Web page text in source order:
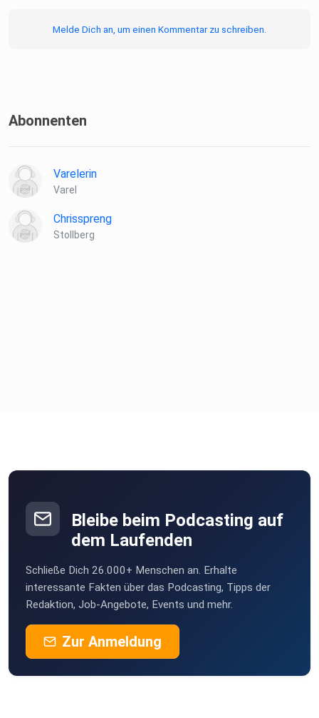
Melde Dich an, um einen Kommentar zu schreiben.
Abonnenten
Varelerin
Varel
Chrisspreng
Stollberg
Bleibe beim Podcasting auf
dem Laufenden
Schließe Dich 26.000+ Menschen an. Erhalte
interessante Fakten über das Podcasting, Tipps der
Redaktion, Job-Angebote, Events und mehr.
Zur Anmeldung